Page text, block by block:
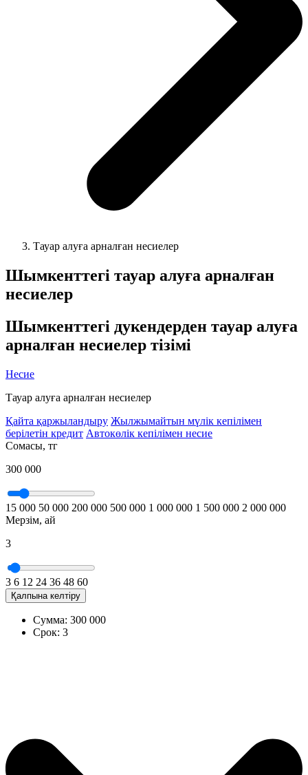
Тауар алуға арналған несиелер
Шымкенттегі тауар алуға арналған
несиелер
Шымкенттегі дукендерден тауар алуға
арналған несиелер тізімі
Несие
Тауар алуға арналған несиелер
Қайта қаржыландыру Жылжымайтын мүлік кепілімен
берілетін кредит Автокөлік кепілімен несие
Cомасы, тг
300 000
15 000 50 000 200 000 500 000 1 000 000 1 500 000 2 000 000
Мерзім, ай
3
3 6 12 24 36 48 60
Қалпына келтіру
Сумма: 300 000
Срок: 3